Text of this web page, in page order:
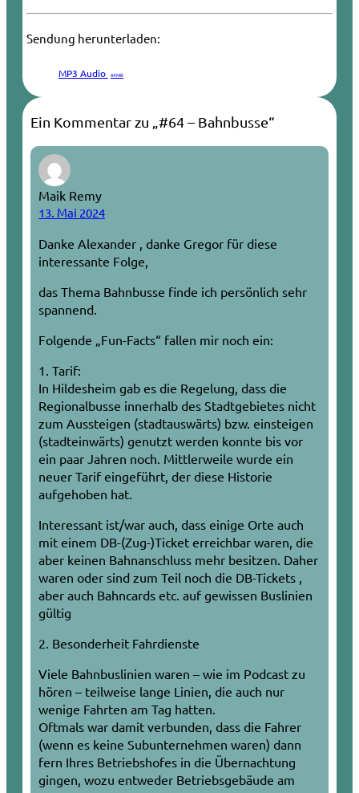
Sendung herunterladen:
MP3 Audio 64 MB
Ein Kommentar zu „#64 – Bahnbusse“
Maik Remy
13. Mai 2024
Danke Alexander , danke Gregor für diese
interessante Folge,
das Thema Bahnbusse finde ich persönlich sehr
spannend.
Folgende „Fun-Facts“ fallen mir noch ein:
1. Tarif:
In Hildesheim gab es die Regelung, dass die
Regionalbusse innerhalb des Stadtgebietes nicht
zum Aussteigen (stadtauswärts) bzw. einsteigen
(stadteinwärts) genutzt werden konnte bis vor
ein paar Jahren noch. Mittlerweile wurde ein
neuer Tarif eingeführt, der diese Historie
aufgehoben hat.
Interessant ist/war auch, dass einige Orte auch
mit einem DB-(Zug-)Ticket erreichbar waren, die
aber keinen Bahnanschluss mehr besitzen. Daher
waren oder sind zum Teil noch die DB-Tickets ,
aber auch Bahncards etc. auf gewissen Buslinien
gültig
2. Besonderheit Fahrdienste
Viele Bahnbuslinien waren – wie im Podcast zu
hören – teilweise lange Linien, die auch nur
wenige Fahrten am Tag hatten.
Oftmals war damit verbunden, dass die Fahrer
(wenn es keine Subunternehmen waren) dann
fern Ihres Betriebshofes in die Übernachtung
gingen, wozu entweder Betriebsgebäude am